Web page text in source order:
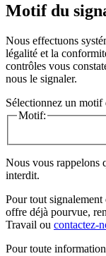
Motif du
Nous effectuons
légalité et la
contrôles vous
nous le signaler.
Sélectionnez un motif
Motif:
Nous vous rappelons
interdit.
Pour tout signalement
offre déjà pourvue,
Travail ou contactez-
Pour toute